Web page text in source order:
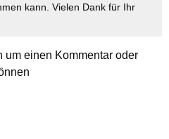
kann. Vielen Dank für Ihr
um einen Kommentar oder